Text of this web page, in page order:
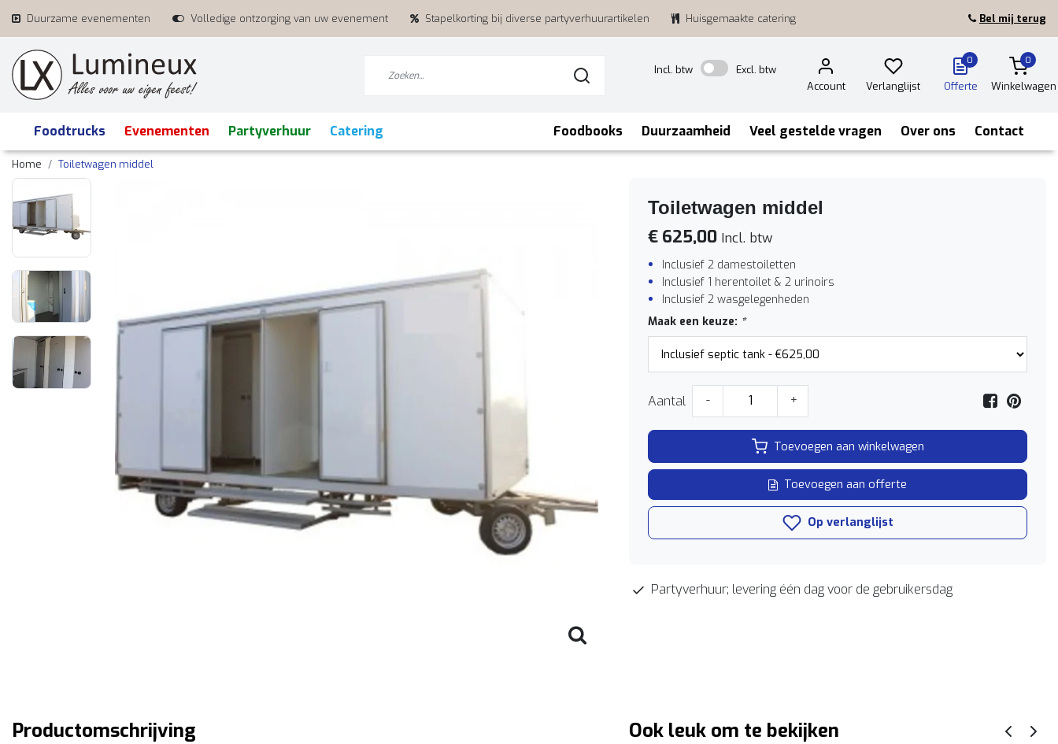
Duurzame evenementen Volledige ontzorging van uw evenement Stapelkorting bij diverse partyverhuurartikelen Huisgemaakte catering Bel mij terug
Incl. btw
Excl. btw
Account
Verlanglijst
0
Offerte
0
Winkelwagen
Foodtrucks Evenementen Partyverhuur Catering Foodbooks Duurzaamheid Veel gestelde vragen Over ons Contact
Home Toiletwagen middel
Toiletwagen middel
€ 625,00 Incl. btw
Inclusief 2 damestoiletten
Inclusief 1 herentoilet & 2 urinoirs
Inclusief 2 wasgelegenheden
Maak een keuze: *
Aantal - +
Toevoegen aan winkelwagen
Toevoegen aan offerte
Op verlanglijst
Partyverhuur; levering één dag voor de gebruikersdag
Productomschrijving Ook leuk om te bekijken